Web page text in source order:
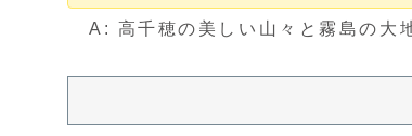
A: 高千穂の美しい山々と霧島の大